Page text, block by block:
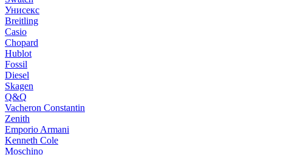
Унисекс
Breitling
Casio
Chopard
Hublot
Fossil
Diesel
Skagen
Q&Q
Vacheron Constantin
Zenith
Emporio Armani
Kenneth Cole
Moschino